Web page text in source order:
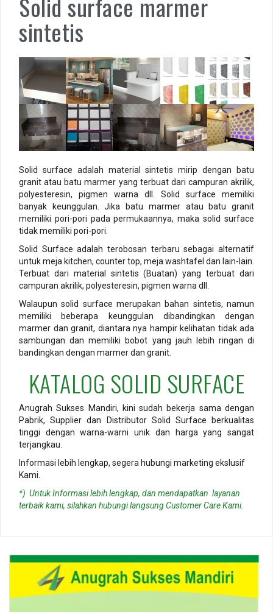
Model-Model Batu Alam Dinding Teras Rumah yang Estetik.
sintetis
Solid surface adalah material sintetis mirip dengan batu
granit atau batu marmer yang terbuat dari campuran akrilik,
polyesteresin, pigmen warna dll. Solid surface memiliki
banyak keunggulan. Jika batu marmer atau batu granit
memiliki pori-pori pada permukaannya, maka solid surface
tidak memiliki pori-pori.
Solid Surface adalah terobosan terbaru sebagai alternatif
untuk meja kitchen, counter top, meja washtafel dan lain-lain.
Terbuat dari material sintetis (Buatan) yang terbuat dari
campuran akrilik, polyesteresin, pigmen warna dll.
Walaupun solid surface merupakan bahan sintetis, namun
memiliki beberapa keunggulan dibandingkan dengan
marmer dan granit, diantara nya hampir kelihatan tidak ada
sambungan dan memiliki bobot yang jauh lebih ringan di
bandingkan dengan marmer dan granit.
KATALOG SOLID SURFACE
Anugrah Sukses Mandiri, kini sudah bekerja sama dengan
Pabrik, Supplier dan Distributor Solid Surface berkualitas
tinggi dengan warna-warni unik dan harga yang sangat
terjangkau.
Informasi lebih lengkap, segera hubungi marketing ekslusif
Kami.
*) Untuk Informasi lebih lengkap, dan mendapatkan layanan
terbaik kami, silahkan hubungi langsung Customer Care Kami.